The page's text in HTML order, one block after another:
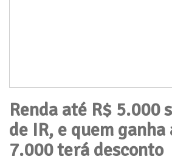
Renda até R$ 5.000
de IR, e quem ganha
7.000 terá desconto